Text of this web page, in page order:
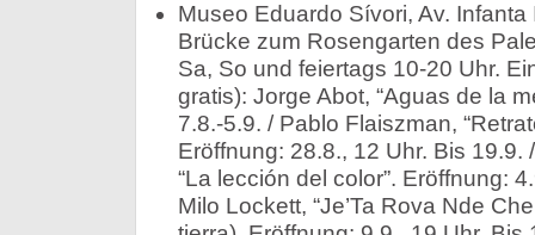
Museo Eduardo Sívori, Av.
Brücke zum Rosengarten des
Sa, So und feiertags 10-20 Uhr.
gratis): Jorge Abot, “Aguas de la
7.8.-5.9. / Pablo Flaiszman,
Eröffnung: 28.8., 12 Uhr. Bis
“La lección del color”. Eröffnung:
Milo Lockett, “Je’Ta Rova Nde